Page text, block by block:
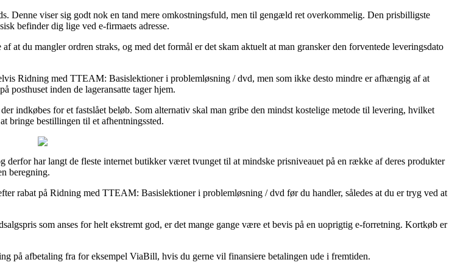
Denne viser sig godt nok en tand mere omkostningsfuld, men til gengæld ret overkommelig. Den prisbilligste
befinder dig lige ved e-firmaets adresse.
du mangler ordren straks, og med det formål er det skam aktuelt at man gransker den forventede leveringsdato
Ridning med TTEAM: Basislektioner i problemløsning / dvd, men som ikke desto mindre er afhængig af at
posthuset inden de lageransatte tager hjem.
indkøbes for et fastslået beløb. Som alternativ skal man gribe den mindst kostelige metode til levering, hvilket
bringe bestillingen til et afhentningssted.
har langt de fleste internet butikker været tvunget til at mindske prisniveauet på en række af deres produkter
beregning.
rabat på Ridning med TTEAM: Basislektioner i problemløsning / dvd før du handler, således at du er tryg ved at
som anses for helt ekstremt god, er det mange gange være et bevis på en uoprigtig e-forretning. Kortkøb er
på afbetaling fra for eksempel ViaBill, hvis du gerne vil finansiere betalingen ude i fremtiden.